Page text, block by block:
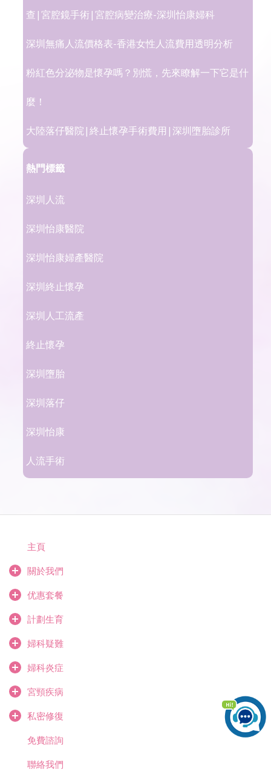
查|宮腔鏡手術|宮腔病變治療-深圳怡康婦科
深圳無痛人流價格表-香港女性人流費用透明分析
粉紅色分泌物是懷孕嗎？別慌，先來瞭解一下它是什
麼！
大陸落仔醫院|終止懷孕手術費用|深圳墮胎診所
熱門標籤
深圳人流
深圳怡康醫院
深圳怡康婦產醫院
深圳終止懷孕
深圳人工流產
終止懷孕
深圳墮胎
深圳落仔
深圳怡康
人流手術
主頁
關於我們
优惠套餐
計劃生育
婦科疑難
婦科炎症
宮頸疾病
私密修復
免費諮詢
聯絡我們